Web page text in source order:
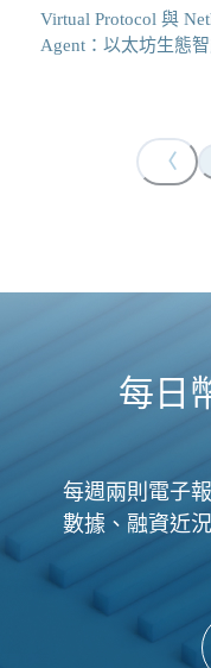
Virtual Protocol 與
Agent：以太坊生態
〈
每日
每週兩則電子
數據、融資近